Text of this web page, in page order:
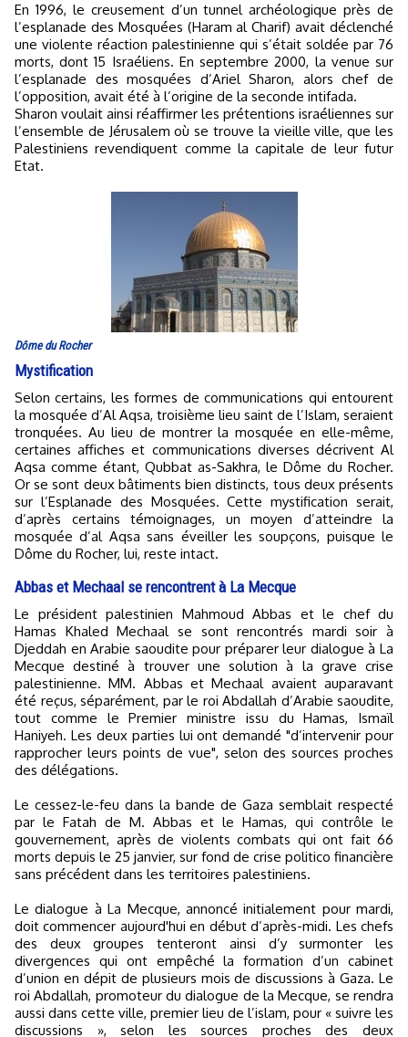
En 1996, le creusement d’un tunnel archéologique près de
l’esplanade des Mosquées (Haram al Charif) avait déclenché
une violente réaction palestinienne qui s’était soldée par 76
morts, dont 15 Israéliens. En septembre 2000, la venue sur
l’esplanade des mosquées d’Ariel Sharon, alors chef de
l’opposition, avait été à l’origine de la seconde intifada.
Sharon voulait ainsi réaffirmer les prétentions israéliennes sur
l’ensemble de Jérusalem où se trouve la vieille ville, que les
Palestiniens revendiquent comme la capitale de leur futur
Etat.
Dôme du Rocher
Mystification
Selon certains, les formes de communications qui entourent
la mosquée d’Al Aqsa, troisième lieu saint de l’Islam, seraient
tronquées. Au lieu de montrer la mosquée en elle-même,
certaines affiches et communications diverses décrivent Al
Aqsa comme étant, Qubbat as-Sakhra, le Dôme du Rocher.
Or se sont deux bâtiments bien distincts, tous deux présents
sur l’Esplanade des Mosquées. Cette mystification serait,
d’après certains témoignages, un moyen d’atteindre la
mosquée d’al Aqsa sans éveiller les soupçons, puisque le
Dôme du Rocher, lui, reste intact.
Abbas et Mechaal se rencontrent à La Mecque
Le président palestinien Mahmoud Abbas et le chef du
Hamas Khaled Mechaal se sont rencontrés mardi soir à
Djeddah en Arabie saoudite pour préparer leur dialogue à La
Mecque destiné à trouver une solution à la grave crise
palestinienne. MM. Abbas et Mechaal avaient auparavant
été reçus, séparément, par le roi Abdallah d’Arabie saoudite,
tout comme le Premier ministre issu du Hamas, Ismaïl
Haniyeh. Les deux parties lui ont demandé "d’intervenir pour
rapprocher leurs points de vue", selon des sources proches
des délégations.
Le cessez-le-feu dans la bande de Gaza semblait respecté
par le Fatah de M. Abbas et le Hamas, qui contrôle le
gouvernement, après de violents combats qui ont fait 66
morts depuis le 25 janvier, sur fond de crise politico financière
sans précédent dans les territoires palestiniens.
Le dialogue à La Mecque, annoncé initialement pour mardi,
doit commencer aujourd'hui en début d’après-midi. Les chefs
des deux groupes tenteront ainsi d’y surmonter les
divergences qui ont empêché la formation d’un cabinet
d’union en dépit de plusieurs mois de discussions à Gaza. Le
roi Abdallah, promoteur du dialogue de la Mecque, se rendra
aussi dans cette ville, premier lieu de l’islam, pour « suivre les
discussions », selon les sources proches des deux